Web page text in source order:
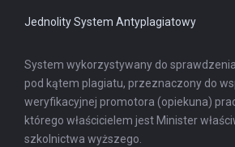
Jednolity System Antyplagiatowy
System wykorzystywany do
pod kątem plagiatu, przeznaczony do
weryfikacyjnej promotora (opiekuna)
którego właścicielem jest Minister
szkolnictwa wyższego.